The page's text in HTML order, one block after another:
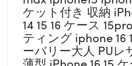
ケット付き 収納
14 15 16 ケース
ティング iphone 16
ーバリー大人 PUレ